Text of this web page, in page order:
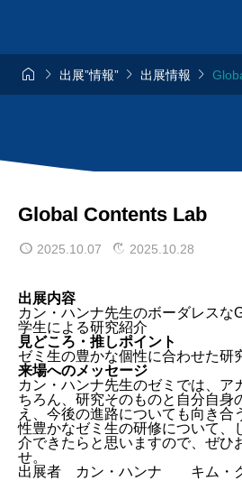
  出展”情報”  出展情報 
Global Contents Lab
2025.10.07 2025.10.28
出展内容
カン・ハンナ先生のボーダレスな
学生による研究紹介
見どころ・推しポイント
ゼミ生の豊かな個性に合わせた研
来場へのメッセージ
カン・ハンナ先生のゼミでは、ア
ちろん、研究そのものと自分自身
え、今後の進路についても向き合
性豊かなゼミ生の研修について、
介できたらと思いますので、ぜひ
せ。
出展者 カン・ハンナ キム・